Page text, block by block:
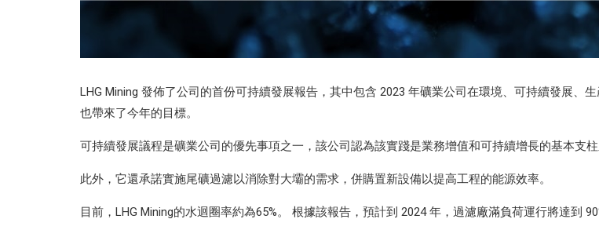
LHG Mining 發佈了公司的首份可持續發展報告，其中包含 2023 年礦業公司在環境、可持續發展、
也帶來了今年的目標。
可持續發展議程是礦業公司的優先事項之一，該公司認為該實踐是業務增值和可持續增長的基本支柱
此外，它還承諾實施尾礦過濾以消除對大壩的需求，併購置新設備以提高工程的能源效率。
目前，LHG Mining的水迴圈率約為65%。 根據該報告，預計到 2024 年，過濾廠滿負荷運行將達到